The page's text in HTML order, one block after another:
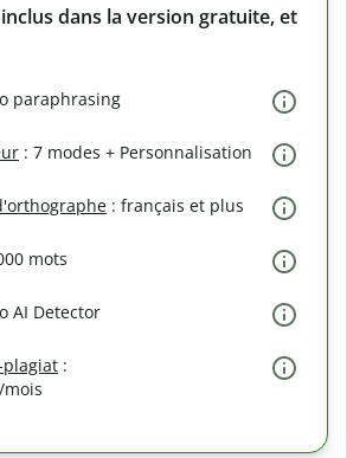
dans la version gratuite, et
paraphrasing
: 7 modes + Personnalisation
: français et plus
mots
AI Detector
plagiat :
mois